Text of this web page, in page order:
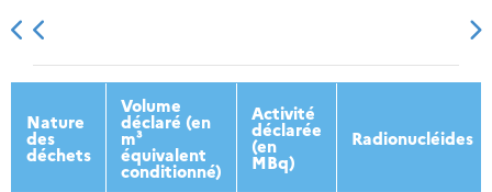
2013 2014 2015 2016
Nature
des
déchets
Volume
déclaré (en
m³
équivalent
conditionné)
Activité
déclarée
(en
MBq)
Radionucléides